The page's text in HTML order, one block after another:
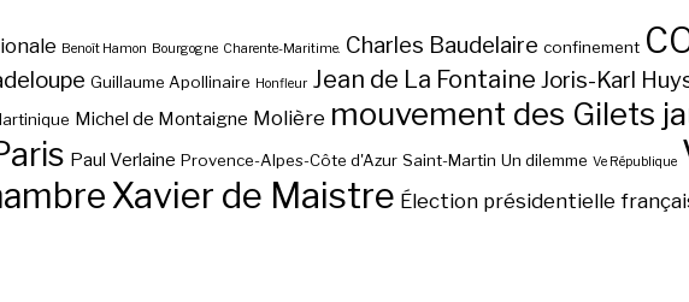
Benoît Hamon Bourgogne Charente-Maritime. Charles Baudelaire confinement
Guillaume Apollinaire Honfleur Jean de La Fontaine Joris-Karl
Michel de Montaigne Molière mouvement des Gilets
Paul Verlaine Provence-Alpes-Côte d'Azur Saint-Martin Un dilemme Ve République
Xavier de Maistre Élection présidentielle